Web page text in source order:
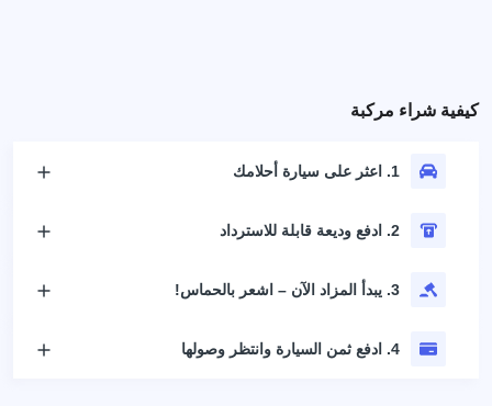
كيفية شراء مركبة
1. اعثر على سيارة أحلامك
2. ادفع وديعة قابلة للاسترداد
3. يبدأ المزاد الآن – اشعر بالحماس!
4. ادفع ثمن السيارة وانتظر وصولها